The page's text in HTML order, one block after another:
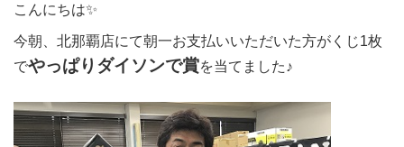
こんにちは✨
今朝、北那覇店にて朝一お支払いいただいた方がくじ1枚
でやっぱりダイソンで賞を当てました♪